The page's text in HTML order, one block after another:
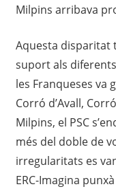
Milpins arribava
Aquesta disparitat
suport als
les Franqueses va
Corró d’Avall,
Milpins, el PSC
més del doble de
irregularitats es
ERC-Imagina